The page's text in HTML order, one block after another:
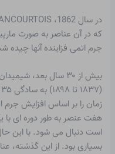
که در آن عناصر به صورت
جرم اتمی فزاینده آنها چیده
بیش از ۳۰ سال بعد،
زمان را بر اساس افزایش
هفت عنصر به طور دوره ای
است دنبال می شود. با این
بسیاری بود. از این گذشته،